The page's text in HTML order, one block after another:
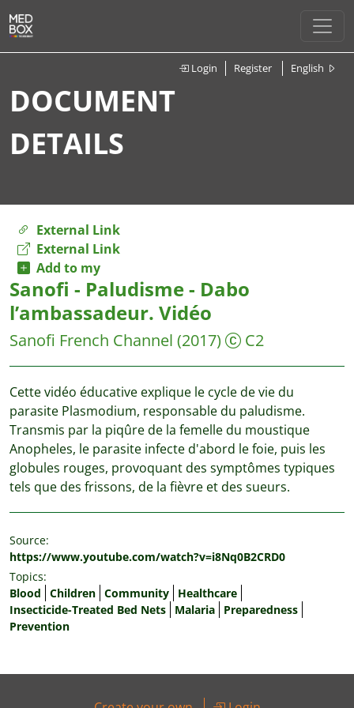
Login Register English
DOCUMENT
DETAILS
External Link
External Link
Add to my
Sanofi - Paludisme - Dabo
l’ambassadeur. Vidéo
Sanofi French Channel (2017) C2
Cette vidéo éducative explique le cycle de vie du
parasite Plasmodium, responsable du paludisme.
Transmis par la piqûre de la femelle du moustique
Anopheles, le parasite infecte d'abord le foie, puis les
globules rouges, provoquant des symptômes typiques
tels que des frissons, de la fièvre et des sueurs.
Source:
https://www.youtube.com/watch?v=i8Nq0B2CRD0
Topics:
Blood
Children Community
Healthcare
Insecticide-Treated Bed Nets
Malaria
Preparedness
Prevention